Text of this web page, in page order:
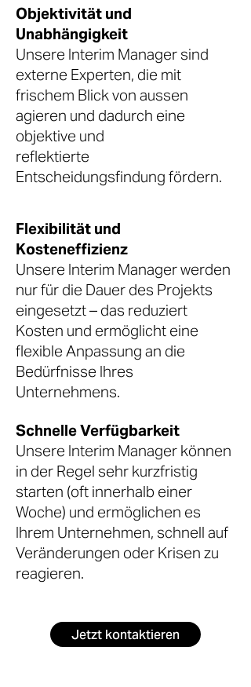
Objektivität und
Unabhängigkeit
Unsere Interim Manager sind
externe Experten, die mit
frischem Blick von aussen
agieren und dadurch eine
objektive und
reflektierte
Entscheidungsfindung fördern.
Flexibilität und
Kosteneffizienz
Unsere Interim Manager werden
nur für die Dauer des Projekts
eingesetzt – das reduziert
Kosten und ermöglicht eine
flexible Anpassung an die
Bedürfnisse Ihres
Unternehmens.
Schnelle Verfügbarkeit
Unsere Interim Manager können
in der Regel sehr kurzfristig
starten (oft innerhalb einer
Woche) und ermöglichen es
Ihrem Unternehmen, schnell auf
Veränderungen oder Krisen zu
reagieren.
Jetzt kontaktieren